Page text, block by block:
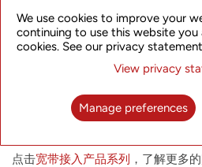
灵活的SLA策略
全面的OAM机制，实现故障
可扩展性以应对未来不可预测
高度可扩展的架构和丰富的接口使
推出新的创收业务。
NetRing PTN产品系列，了解更
点击宽带接入产品系列 ，了解更多
We use cookies to improve your
continuing to use this website
cookies. See our privacy
View privacy
Manage preferences